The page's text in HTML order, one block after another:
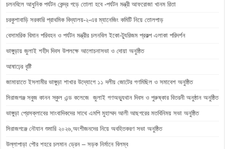
চলনবিলে আধুনিক পর্যটন কেন্দ্র গড়ে তোলা হবে -পর্যটন মন্ত্রী আফরোজা খানম রিতা
চরকুশাবাড়ি সরকারি প্রাথমিক বিদ্যালয়-২-এর ম্যানেজিং কমিটি নিয়ে তোলপাড়
বেসামরিক বিমান পরিবহন ও পর্যটন মন্ত্রীর চলনবিল ইকো-ট্যুরিজম প্রকল্প এলাকা পরিদর্শন
ভাঙ্গুড়ায় জুলাই শহীদ দিবস উপলক্ষে আলোচনাসভা ও দোয়া অনুষ্ঠিত
আষাঢ়ের বৃষ্টি
জামায়াতে ইসলামীর ভাঙ্গুড়া শাখার উদ্যোগে ১১ দলীয় জোটের গণমিছিল ও সমাবেশ অনুষ্ঠিত
সিরাজগঞ্জ সবুজ কানন স্কুল এন্ড কলেজে জুলাই গণঅভ্যুথান দিবস ও পুরুষ্কার বিতরনী অনুষ্ঠান অনুষ্ঠিত
ভাঙ্গুড়া প্রেসক্লাবের সাংবাদিকদের সাথে এমপি মুহাম্মদ আলী আছগরের মতবিনিময় সভা অনুষ্ঠিত
সিরাজগঞ্জে নৌযান শুমারি ২০২৬,অংশীজনদের নিয়ে অবহিতকরণ সভা অনুষ্ঠিত
উল্লাপাড়া পৌর শহরে চলমান ড্রেন – সড়ক নির্মানে বিলম্ব